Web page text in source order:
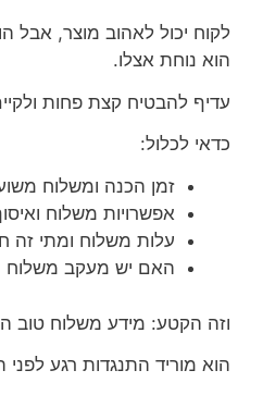
לקוח יכול לאהוב מוצר, אבל
הוא נוחת אצלו.
עדיף להבטיח קצת פחות
כדאי לכלול:
זמן הכנה ומשלוח
אפשרויות משלוח
עלות משלוח ומתי זה
האם יש מעקב משלוח
וזה הקטע: מידע משלוח טוב
הוא מוריד התנגדות רגע לפני